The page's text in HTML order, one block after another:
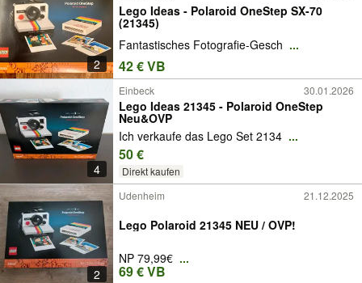
2
Lego Ideas - Polaroid OneStep SX-70
(21345)
Fantastisches Fotografie-Gesch ...
42 € VB
4
Einbeck 30.01.2026
Lego Ideas 21345 - Polaroid OneStep
Neu&OVP
Ich verkaufe das Lego Set 2134 ...
50 €
Direkt kaufen
2
Udenheim 21.12.2025
Lego Polaroid 21345 NEU / OVP!
NP 79,99€ ...
69 € VB